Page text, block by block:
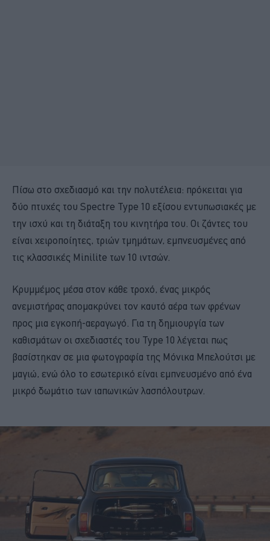
Πίσω στο σχεδιασμό και την πολυτέλεια: πρόκειται για
δύο πτυχές του Spectre Type 10 εξίσου εντυπωσιακές με
την ισχύ και τη διάταξη του κινητήρα του. Οι ζάντες του
είναι χειροποίητες, τριών τμημάτων, εμπνευσμένες από
τις κλασσικές Minilite των 10 ιντσών.
Κρυμμέμος μέσα στον κάθε τροχό, ένας μικρός
ανεμιστήρας απομακρύνει τον καυτό αέρα των φρένων
προς μια εγκοπή-αεραγωγό. Για τη δημιουργία των
καθισμάτων οι σχεδιαστές του Type 10 λέγεται πως
βασίστηκαν σε μια φωτογραφία της Μόνικα Μπελούτσι με
μαγιώ, ενώ όλο το εσωτερικό είναι εμπνευσμένο από ένα
μικρό δωμάτιο των ιαπωνικών λασπόλουτρων.